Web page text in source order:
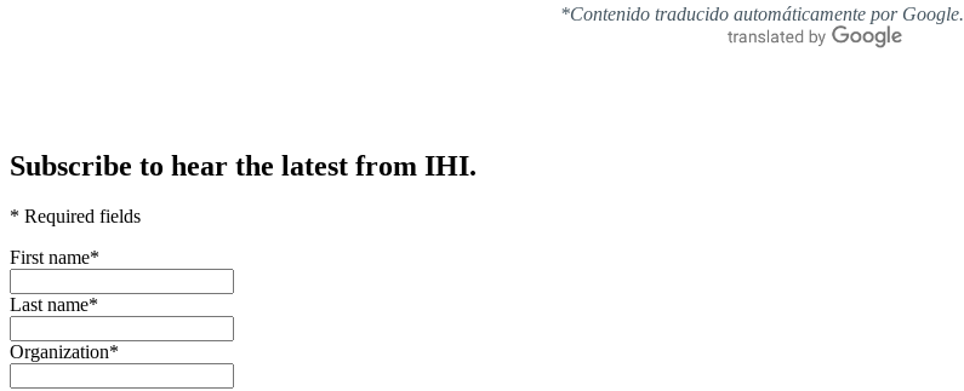
*Contenido traducido automáticamente por Google.
Subscribe to hear the latest from IHI.
* Required fields
First name*
Last name*
Organization*